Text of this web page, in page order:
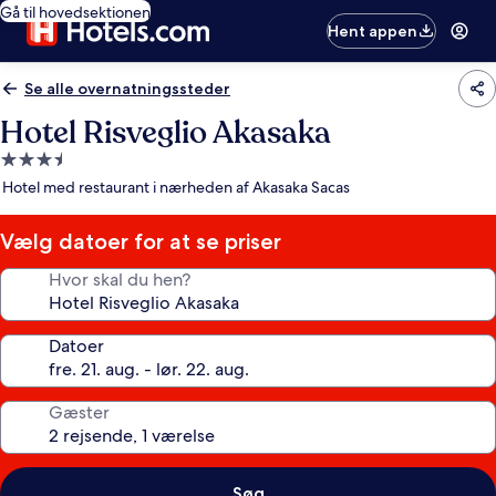
Gå til hovedsektionen
Hent appen
Se alle overnatningssteder
Hotel Risveglio Akasaka
3.5-
stjernet
Hotel med restaurant i nærheden af Akasaka Sacas
Vælg datoer for at se priser
Hvor skal du hen?
Datoer
Gæster